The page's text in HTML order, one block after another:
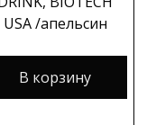
USA /апельсин
В корзину